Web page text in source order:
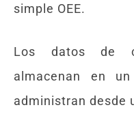
simple OEE.
Los datos de
almacenan en
administran desde